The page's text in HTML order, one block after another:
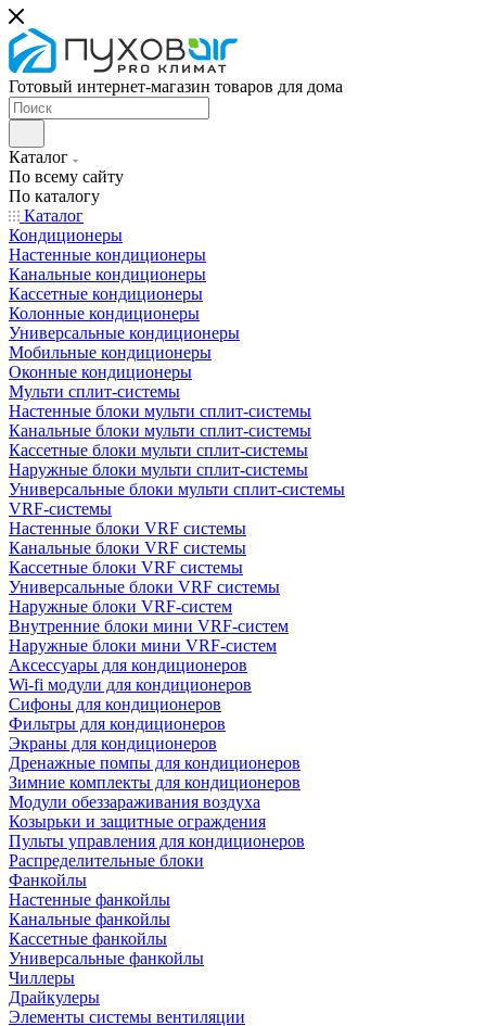
Готовый интернет-магазин товаров для дома
Каталог
По всему сайту
По каталогу
Каталог
Кондиционеры
Настенные кондиционеры
Канальные кондиционеры
Кассетные кондиционеры
Колонные кондиционеры
Универсальные кондиционеры
Мобильные кондиционеры
Оконные кондиционеры
Мульти сплит-системы
Настенные блоки мульти сплит-системы
Канальные блоки мульти сплит-системы
Кассетные блоки мульти сплит-системы
Наружные блоки мульти сплит-системы
Универсальные блоки мульти сплит-системы
VRF-системы
Настенные блоки VRF системы
Канальные блоки VRF системы
Кассетные блоки VRF системы
Универсальные блоки VRF системы
Наружные блоки VRF-систем
Внутренние блоки мини VRF-систем
Наружные блоки мини VRF-систем
Аксессуары для кондиционеров
Wi-fi модули для кондиционеров
Сифоны для кондиционеров
Фильтры для кондиционеров
Экраны для кондиционеров
Дренажные помпы для кондиционеров
Зимние комплекты для кондиционеров
Модули обеззараживания воздуха
Козырьки и защитные ограждения
Пульты управления для кондиционеров
Распределительные блоки
Фанкойлы
Настенные фанкойлы
Канальные фанкойлы
Кассетные фанкойлы
Универсальные фанкойлы
Чиллеры
Драйкулеры
Элементы системы вентиляции